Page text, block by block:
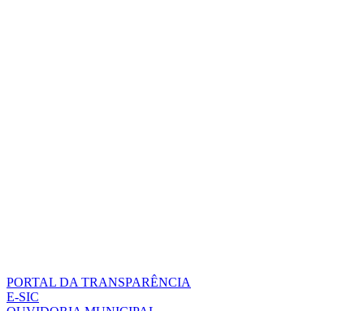
PORTAL DA TRANSPARÊNCIA
E-SIC